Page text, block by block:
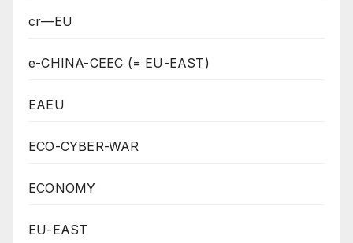
cr—EU
e-CHINA-CEEC (= EU-EAST)
EAEU
ECO-CYBER-WAR
ECONOMY
EU-EAST